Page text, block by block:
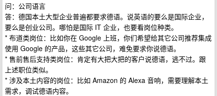
问：公司语言
答：德国本土大型企业普遍都要求德语。说英语的要么是国际企业，
要么是创业公司。哪怕是国际 IT 企业，也要看岗位种类。
* 布道类岗位：比如你在 Google 上班，你们希望给其它公司推荐集成
使用 Google 的产品，这些其它公司，难免要求你说德语。
* 售前售后支持类岗位：肯定有大把大把的客户说德语，逃不过。跟
上述职位类似。
* 涉及本土内容的岗位：比如 Amazon 的 Alexa 音响，需要理解本土
需求，调试德语内容。